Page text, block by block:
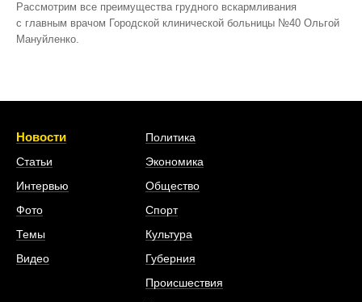
Рассмотрим все преимущества грудного вскармливания
с главным врачом Городской клинической больницы №40 Ольгой
Мануйленко.
Новости
Статьи
Интервью
Фото
Темы
Видео
Политика
Экономика
Общество
Спорт
Культура
Губерния
Происшествия